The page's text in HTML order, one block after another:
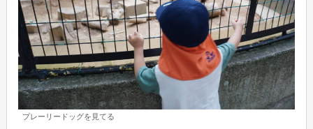
プレーリードッグを見てる